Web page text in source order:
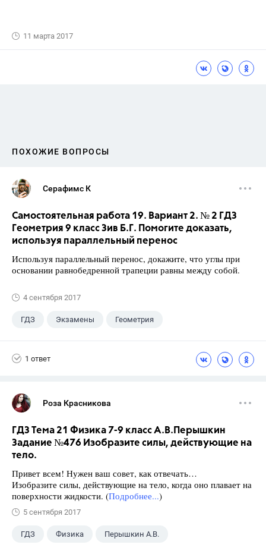
11 марта 2017
ПОХОЖИЕ ВОПРОСЫ
Серафимс К
Самостоятельная работа 19. Вариант 2. № 2 ГДЗ
Геометрия 9 класс Зив Б.Г. Помогите доказать,
используя параллельный перенос
Используя параллельный перенос, докажите, что углы при
основании равнобедренной трапеции равны между собой.
4 сентября 2017
ГДЗ Экзамены Геометрия
1 ответ
Роза Красникова
ГДЗ Тема 21 Физика 7-9 класс А.В.Перышкин
Задание №476 Изобразите силы, действующие на
тело.
Привет всем! Нужен ваш совет, как отвечать…
Изобразите силы, действующие на тело, когда оно плавает на
поверхности жидкости. (Подробнее...)
5 сентября 2017
ГДЗ Физика Перышкин А.В.